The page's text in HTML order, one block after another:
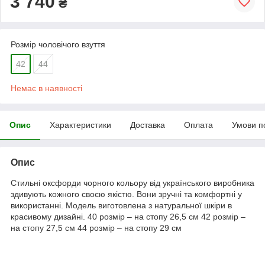
₴
Розмір чоловічого взуття
42 44
Немає в наявності
Опис Характеристики Доставка Оплата Умови
Опис
Стильні оксфорди чорного кольору від українського виробника
здивують кожного своєю якістю. Вони зручні та комфортні у
використанні. Модель виготовлена з натуральної шкіри в
красивому дизайні. 40 розмір – на стопу 26,5 см 42 розмір –
на стопу 27,5 см 44 розмір – на стопу 29 см